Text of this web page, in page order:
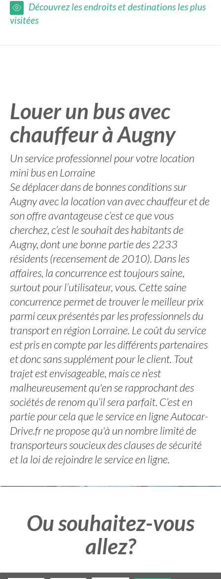
Découvrez les endroits et destinations les plus
visitées
Louer un bus avec
chauffeur à Augny
Un service professionnel pour votre location
mini bus en Lorraine
Se déplacer dans de bonnes conditions sur
Augny avec la location van avec chauffeur et de
son offre avantageuse c’est ce que vous
cherchez, c’est le souhait des habitants de
Augny, dont une bonne partie des 2233
résidents (recensement de 2010). Dans les
affaires, la concurrence est toujours saine,
surtout pour l’utilisateur, vous. Cette saine
concurrence permet de trouver le meilleur prix
parmi ceux présentés par les professionnels du
transport en région Lorraine. Le coût du service
est pris en compte par les différents partenaires
et donc sans supplément pour le client. Tout
trajet est envisageable, mais ce n’est
malheureusement qu'en se rapprochant des
sociétés de renom qu’il sera parfait. C’est en
partie pour cela que le service en ligne Autocar-
Drive.fr ne propose qu'à un nombre limité de
transporteurs soucieux des clauses de sécurité
et la loi de rejoindre le service en ligne.
Ou souhaitez-vous
allez?